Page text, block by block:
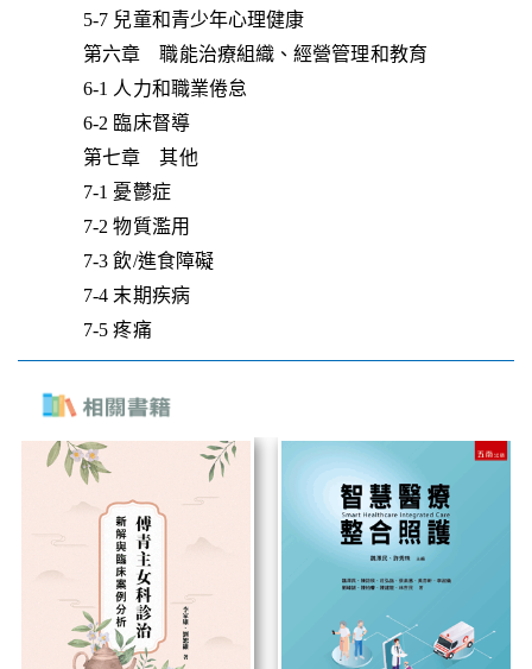
5-7 兒童和青少年心理健康
第六章 職能治療組織、經營管理和教育
6-1 人力和職業倦怠
6-2 臨床督導
第七章 其他
7-1 憂鬱症
7-2 物質濫用
7-3 飲/進食障礙
7-4 末期疾病
7-5 疼痛